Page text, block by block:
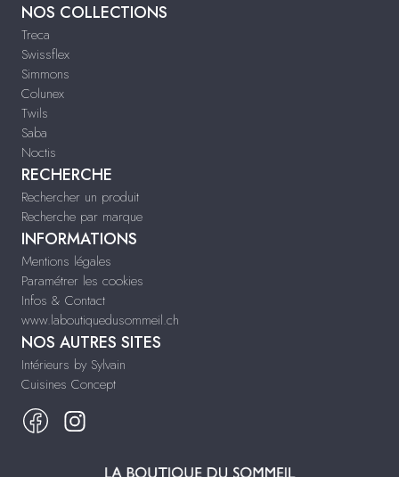
NOS COLLECTIONS
Treca
Swissflex
Simmons
Colunex
Twils
Saba
Noctis
RECHERCHE
Rechercher un produit
Recherche par marque
INFORMATIONS
Mentions légales
Paramétrer les cookies
Infos & Contact
www.laboutiquedusommeil.ch
NOS AUTRES SITES
Intérieurs by Sylvain
Cuisines Concept